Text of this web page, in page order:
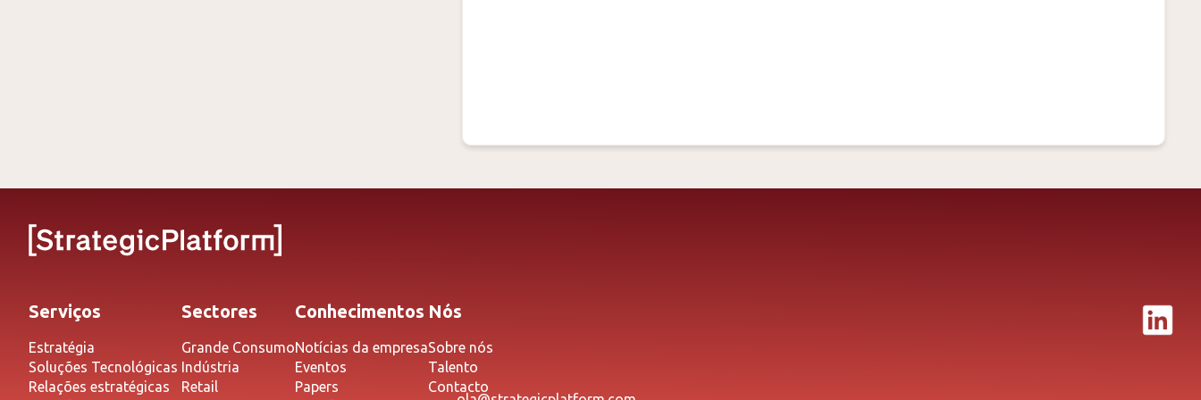
Serviços
Estratégia
Soluções Tecnológicas
Relações estratégicas
Sectores
Grande Consumo
Indústria
Retail
Conhecimentos
Notícias da empresa
Eventos
Papers
Nós
Sobre nós
Talento
Contacto